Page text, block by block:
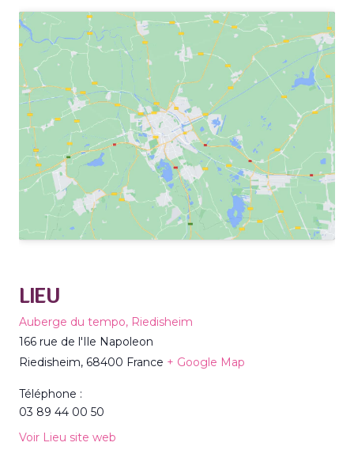
LIEU
Auberge du tempo, Riedisheim
166 rue de l'Ile Napoleon
Riedisheim, 68400 France + Google Map
Téléphone :
03 89 44 00 50
Voir Lieu site web